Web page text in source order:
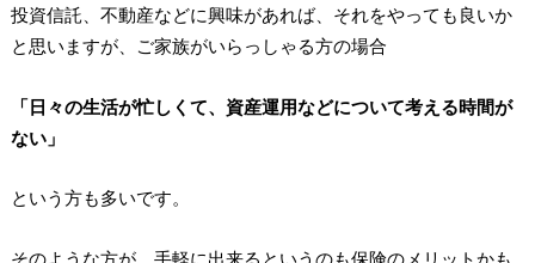
投資信託、不動産などに興味があれば、それをやっても良いか
と思いますが、ご家族がいらっしゃる方の場合
「日々の生活が忙しくて、資産運用などについて考える時間が
ない」
という方も多いです。
そのような方が、手軽に出来るというのも保険のメリットかも